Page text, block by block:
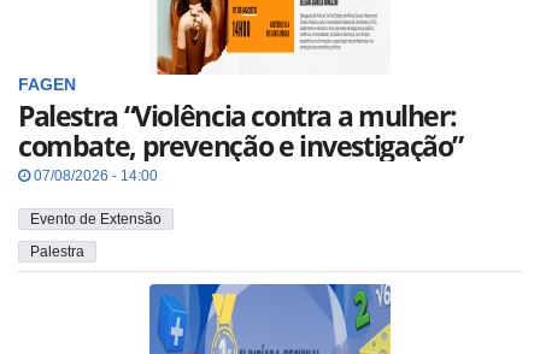
FAGEN
Palestra “Violência contra a mulher:
combate, prevenção e investigação”
07/08/2026 - 14:00
Evento de Extensão
Palestra